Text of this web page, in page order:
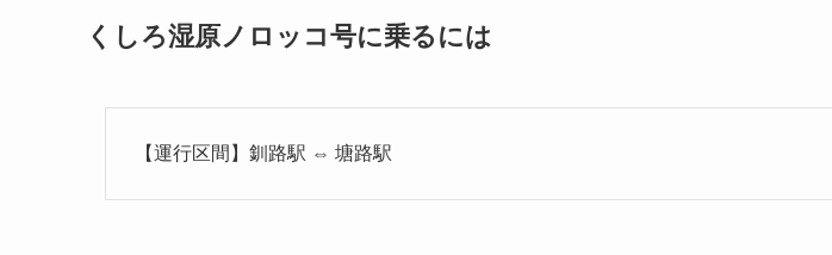
くしろ湿原ノロッコ号に乗るには
【運行区間】釧路駅 ⇔ 塘路駅